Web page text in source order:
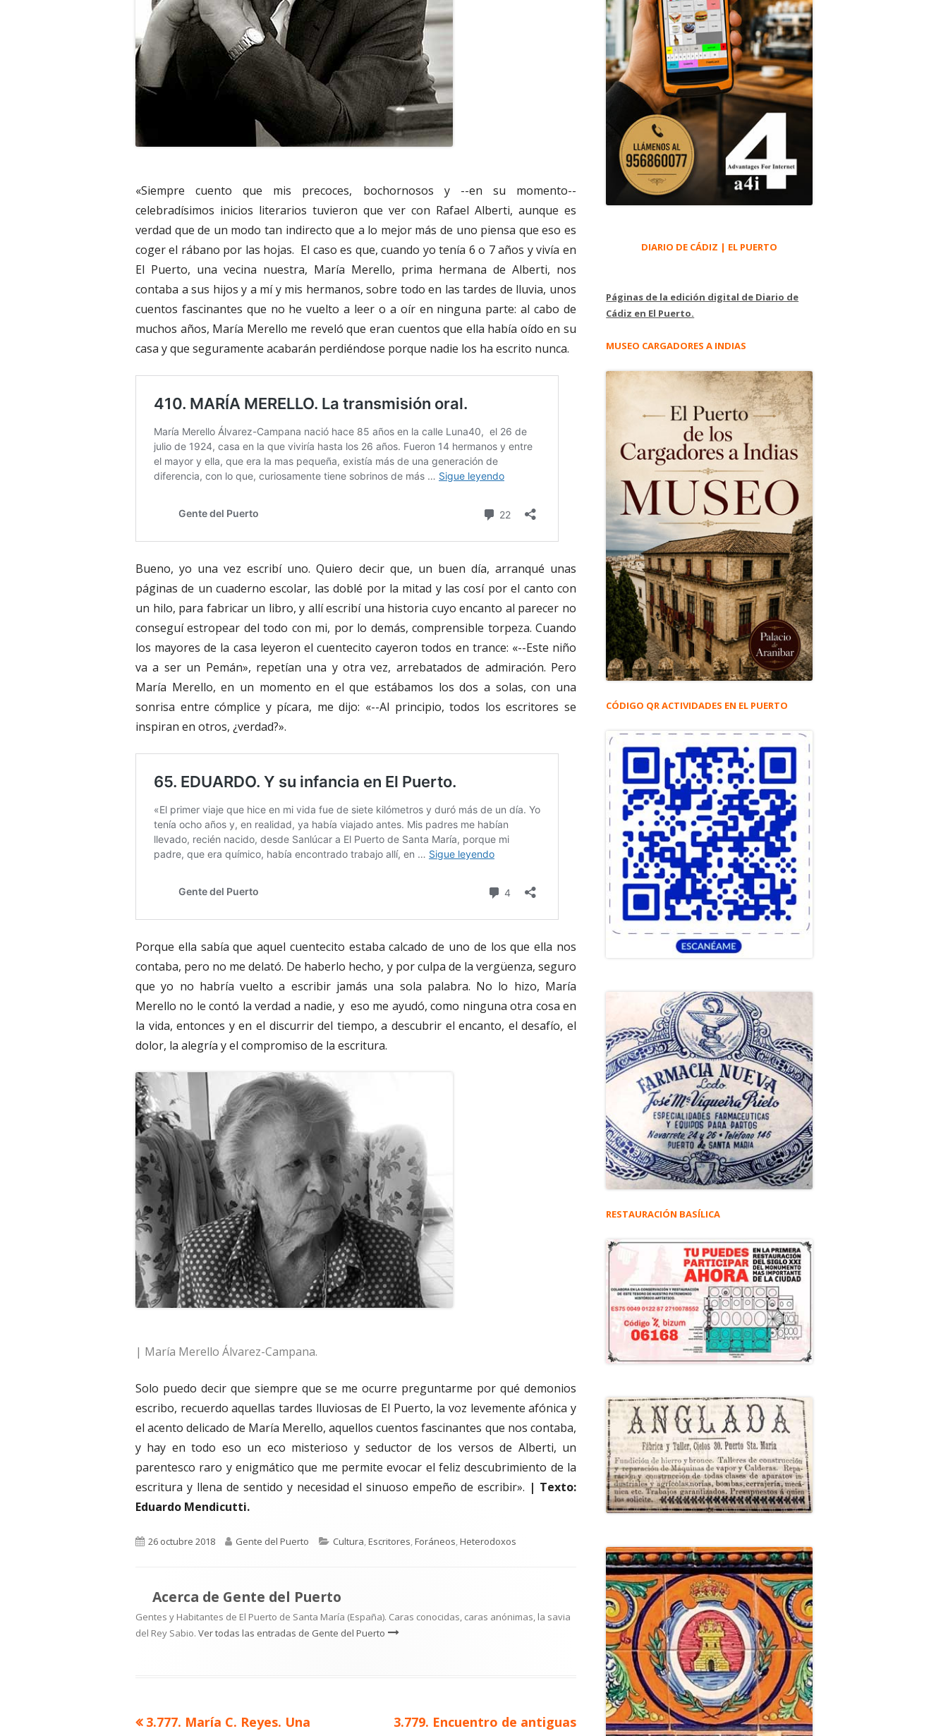
«Siempre cuento que mis precoces, bochornosos y --en su momento--
celebradísimos inicios literarios tuvieron que ver con Rafael Alberti, aunque es
verdad que de un modo tan indirecto que a lo mejor más de uno piensa que eso es
coger el rábano por las hojas. El caso es que, cuando yo tenía 6 o 7 años y vivía en
El Puerto, una vecina nuestra, María Merello, prima hermana de Alberti, nos
contaba a sus hijos y a mí y mis hermanos, sobre todo en las tardes de lluvia, unos
cuentos fascinantes que no he vuelto a leer o a oír en ninguna parte: al cabo de
muchos años, María Merello me reveló que eran cuentos que ella había oído en su
casa y que seguramente acabarán perdiéndose porque nadie los ha escrito nunca.
Bueno, yo una vez escribí uno. Quiero decir que, un buen día, arranqué unas
páginas de un cuaderno escolar, las doblé por la mitad y las cosí por el canto con
un hilo, para fabricar un libro, y allí escribí una historia cuyo encanto al parecer no
conseguí estropear del todo con mi, por lo demás, comprensible torpeza. Cuando
los mayores de la casa leyeron el cuentecito cayeron todos en trance: «--Este niño
va a ser un Pemán», repetían una y otra vez, arrebatados de admiración. Pero
María Merello, en un momento en el que estábamos los dos a solas, con una
sonrisa entre cómplice y pícara, me dijo: «--Al principio, todos los escritores se
inspiran en otros, ¿verdad?».
Porque ella sabía que aquel cuentecito estaba calcado de uno de los que ella nos
contaba, pero no me delató. De haberlo hecho, y por culpa de la vergüenza, seguro
que yo no habría vuelto a escribir jamás una sola palabra. No lo hizo, María
Merello no le contó la verdad a nadie, y eso me ayudó, como ninguna otra cosa en
la vida, entonces y en el discurrir del tiempo, a descubrir el encanto, el desafío, el
dolor, la alegría y el compromiso de la escritura.
| María Merello Álvarez-Campana.
Solo puedo decir que siempre que se me ocurre preguntarme por qué demonios
escribo, recuerdo aquellas tardes lluviosas de El Puerto, la voz levemente afónica y
el acento delicado de María Merello, aquellos cuentos fascinantes que nos contaba,
y hay en todo eso un eco misterioso y seductor de los versos de Alberti, un
parentesco raro y enigmático que me permite evocar el feliz descubrimiento de la
escritura y llena de sentido y necesidad el sinuoso empeño de escribir». | Texto:
Eduardo Mendicutti.
Publicado
26 octubre 2018 Autor
Gente del Puerto Categorías
Cultura,Escritores,Foráneos,Heterodoxos
Acerca de Gente del Puerto
Gentes y Habitantes de El Puerto de Santa María (España). Caras conocidas, caras anónimas, la savia
del Rey Sabio. Ver todas las entradas de Gente del Puerto
Navegación
Artículo
3.777. María C. Reyes. Una
Artículo
3.779. Encuentro de antiguas
DIARIO DE CÁDIZ | EL PUERTO
Páginas de la edición digital de Diario de
Cádiz en El Puerto.
MUSEO CARGADORES A INDIAS
CÓDIGO QR ACTIVIDADES EN EL PUERTO
RESTAURACIÓN BASÍLICA